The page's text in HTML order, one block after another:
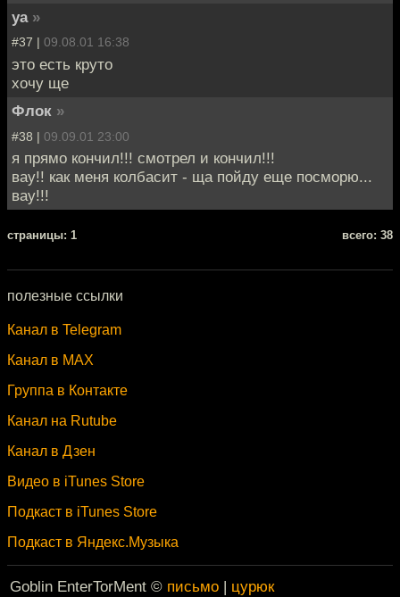
ya »
#37 | 09.08.01 16:38
это есть круто
хочу ще
Флок »
#38 | 09.09.01 23:00
я прямо кончил!!! смотрел и кончил!!!
вау!! как меня колбасит - ща пойду еще посморю...
вау!!!
cтраницы: 1 всего: 38
полезные ссылки
Канал в Telegram
Канал в MAX
Группа в Контакте
Канал на Rutube
Канал в Дзен
Видео в iTunes Store
Подкаст в iTunes Store
Подкаст в Яндекс.Музыка
Goblin EnterTorMent © письмо | цурюк